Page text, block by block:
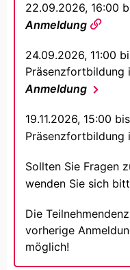
22.09.2026, 16:00
Anmeldung
24.09.2026, 11:00
Präsenzfortbildung
Anmeldung
19.11.2026, 15:00
Präsenzfortbildung
Sollten Sie Fragen
wenden Sie sich
Die
vorherige
möglich!